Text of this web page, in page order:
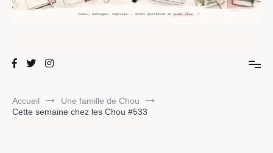
Maman Chou
Accueil
Une famille de Chou
Cette semaine chez les Chou #533